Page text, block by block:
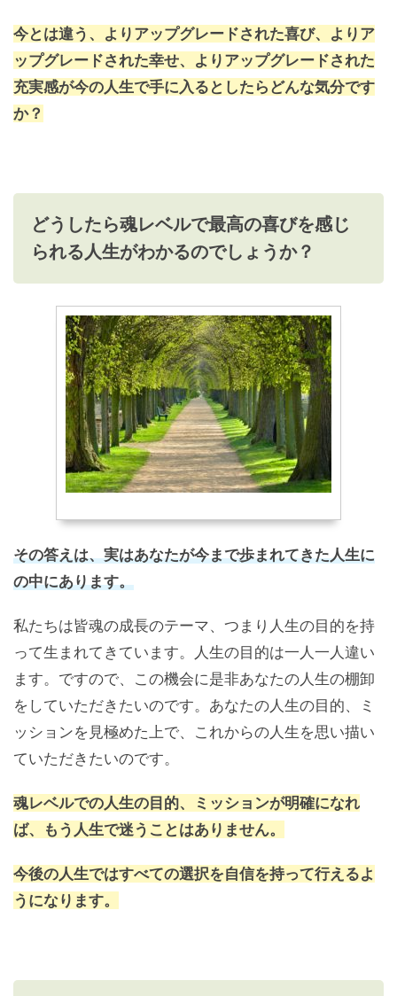
今とは違う、よりアップグレードされた喜び、よりア
ップグレードされた幸せ、よりアップグレードされた
充実感が今の人生で手に入るとしたらどんな気分です
か？
どうしたら魂レベルで最高の喜びを感じ
られる人生がわかるのでしょうか？
その答えは、実はあなたが今まで歩まれてきた人生に
の中にあります。
私たちは皆魂の成長のテーマ、つまり人生の目的を持
って生まれてきています。人生の目的は一人一人違い
ます。ですので、この機会に是非あなたの人生の棚卸
をしていただきたいのです。あなたの人生の目的、ミ
ッションを見極めた上で、これからの人生を思い描い
ていただきたいのです。
魂レベルでの人生の目的、ミッションが明確になれ
ば、もう人生で迷うことはありません。
今後の人生ではすべての選択を自信を持って行えるよ
うになります。